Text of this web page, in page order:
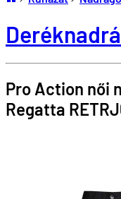
Pro Action női
Regatta